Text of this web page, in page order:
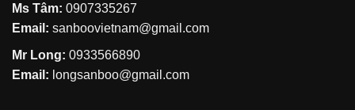
Ms Tâm: 0907335267
Email: sanboovietnam@gmail.com
Mr Long: 0933566890
Email: longsanboo@gmail.com